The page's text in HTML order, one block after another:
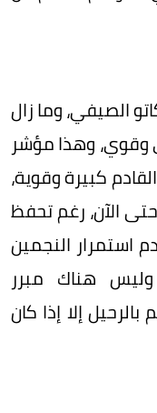
الصيفي، وما زال
وهذا مؤشر
كبيرة وقوية،
الآن، رغم تحفظ
استمرار النجمين
هناك مبرر
إلا إذا كان